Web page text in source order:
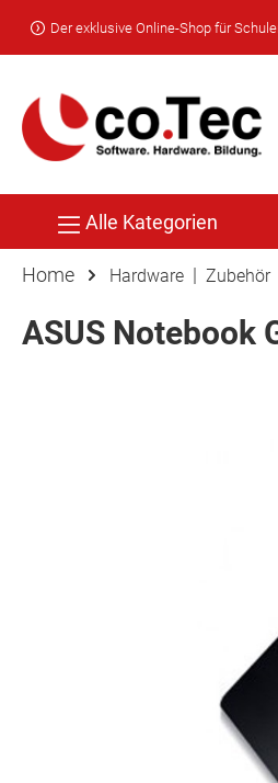
Der exklusive Online-Shop für
Alle Kategorien
Home Hardware | Zubehör
ASUS Notebook